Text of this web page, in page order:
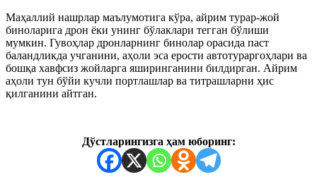
Маҳаллий нашрлар маълумотига кўра, айрим турар-жой
биноларига дрон ёки унинг бўлаклари тегган бўлиши
мумкин. Гувоҳлар дронларнинг бинолар орасида паст
баландликда учганини, аҳоли эса ерости автотураргоҳлари ва
бошқа хавфсиз жойларга яширинганини билдирган. Айрим
аҳоли тун бўйи кучли портлашлар ва титрашларни ҳис
қилганини айтган.
Дўстларингизга ҳам юборинг: